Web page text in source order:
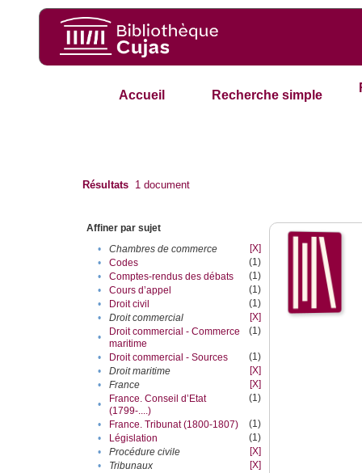
Accueil Recherche simple
Résultats 1 document
Affiner par sujet
•
Chambres de commerce
[X]
•
Codes
(1)
•
Comptes-rendus des débats
(1)
•
Cours d’appel
(1)
•
Droit civil
(1)
•
Droit commercial
[X]
•
Droit commercial - Commerce
maritime
(1)
• Droit commercial - Sources
(1)
•
Droit maritime
[X]
•
France
[X]
•
France. Conseil d’Etat
(1799-....)
(1)
• France. Tribunat (1800-1807)
(1)
•
Législation
(1)
•
Procédure civile
[X]
•
Tribunaux
[X]